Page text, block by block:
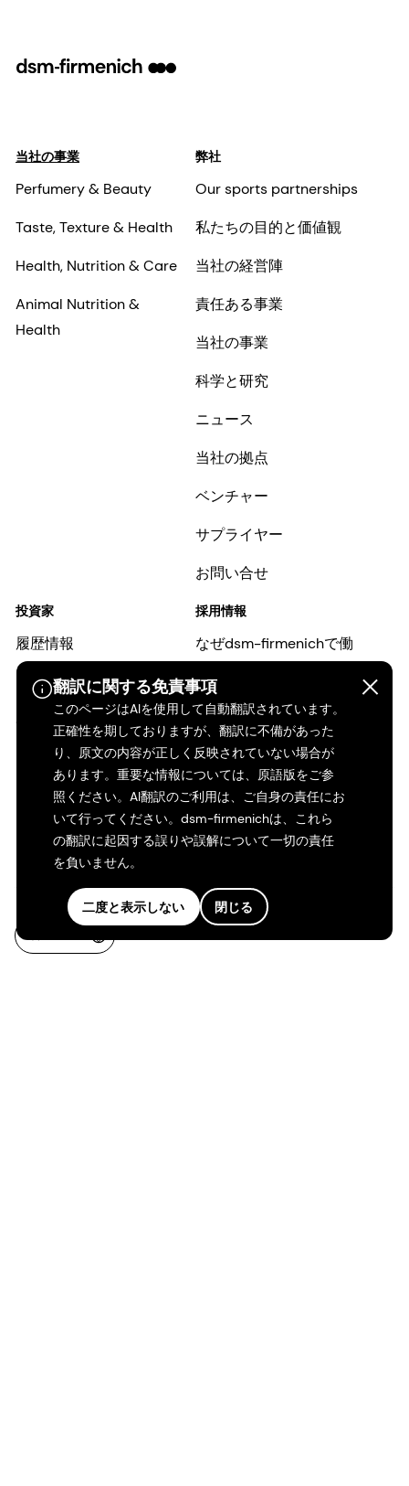
翻訳に関する免責事項
このページはAIを使用して自動翻訳されています。
正確性を期しておりますが、翻訳に不備があった
り、原文の内容が正しく反映されていない場合が
あります。重要な情報については、原語版をご参
照ください。AI翻訳のご利用は、ご自身の責任にお
いて行ってください。dsm-firmenichは、これら
の翻訳に起因する誤りや誤解について一切の責任
を負いません。
二度と表示しない 閉じる
当社の事業
Perfumery & Beauty
Taste, Texture & Health
Health, Nutrition & Care
Animal Nutrition &
Health
弊社
Our sports partnerships
私たちの目的と価値観
当社の経営陣
責任ある事業
当社の事業
科学と研究
ニュース
当社の拠点
ベンチャー
サプライヤー
お問い合せ
投資家
履歴情報
DSMについて
Shares & ADRs
採用情報
なぜdsm-firmenichで働
dsm-firmenichの求人
キャリアストーリー
インクルージョンと帰属
初期の経歴